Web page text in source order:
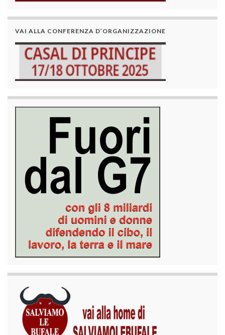
VAI ALLA CONFERENZA D’ORGANIZZAZIONE